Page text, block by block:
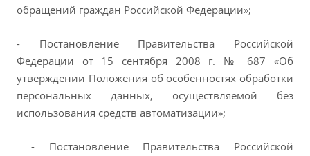
обращений граждан Российской Федерации»;
- Постановление Правительства Российской
Федерации от 15 сентября 2008 г. № 687 «Об
утверждении Положения об особенностях обработки
персональных данных, осуществляемой без
использования средств автоматизации»;
- Постановление Правительства Российской